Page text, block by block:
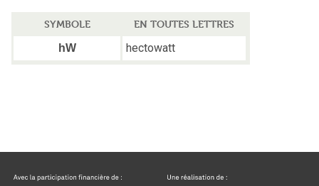
SYMBOLE
EN TOUTES LETTRES
hW
hectowatt